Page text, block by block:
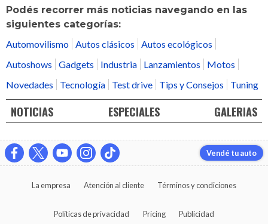
Podés recorrer más noticias navegando en las
siguientes categorías:
Automovilismo Autos clásicos
Autos ecológicos
Autoshows
Gadgets Industria Lanzamientos
Motos
Novedades
Tecnología Test drive Tips y Consejos Tuning
NOTICIAS ESPECIALES GALERIAS
Vendé tu auto
La empresa Atención al cliente Términos y condiciones
Políticas de privacidad Pricing Publicidad